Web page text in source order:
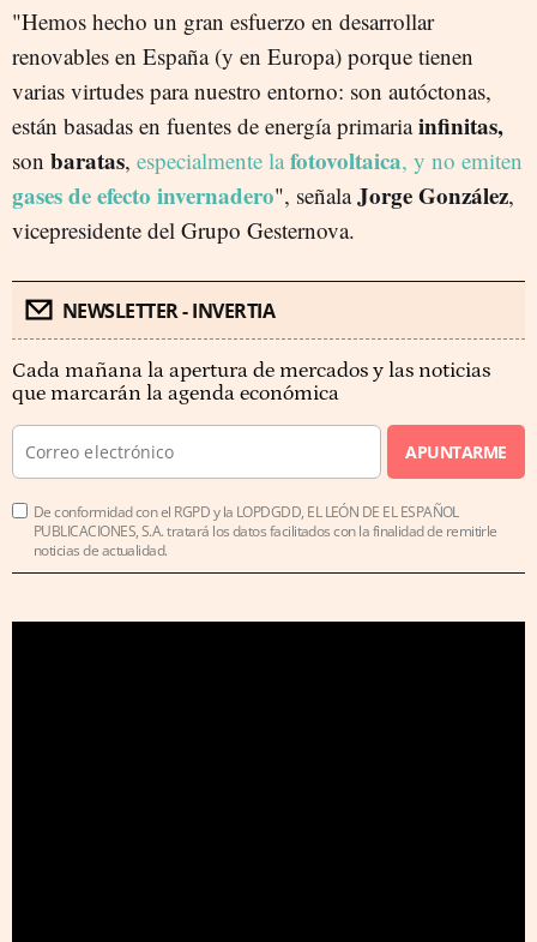
"Hemos hecho un gran esfuerzo en desarrollar
renovables en España (y en Europa) porque tienen
varias virtudes para nuestro entorno: son autóctonas,
están basadas en fuentes de energía primariainfinitas,
son baratas, especialmente lafotovoltaica, y no emiten
gases de efecto invernadero", señalaJorge González,
vicepresidente del Grupo Gesternova.
NEWSLETTER - INVERTIA
Cada mañana la apertura de mercados y las noticias
que marcarán la agenda económica
APUNTARME
De conformidad con el RGPD y la LOPDGDD, EL LEÓN DE EL ESPAÑOL
PUBLICACIONES, S.A. tratará los datos facilitados con la finalidad de remitirle
noticias de actualidad.